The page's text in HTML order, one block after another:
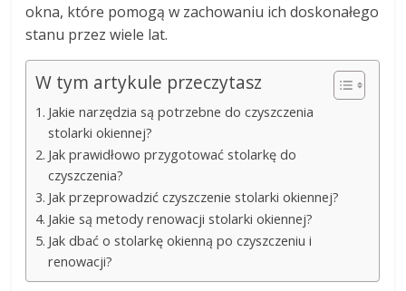
okna, które pomogą w zachowaniu ich doskonałego
stanu przez wiele lat.
W tym artykule przeczytasz
Jakie narzędzia są potrzebne do czyszczenia
stolarki okiennej?
Jak prawidłowo przygotować stolarkę do
czyszczenia?
Jak przeprowadzić czyszczenie stolarki okiennej?
Jakie są metody renowacji stolarki okiennej?
Jak dbać o stolarkę okienną po czyszczeniu i
renowacji?